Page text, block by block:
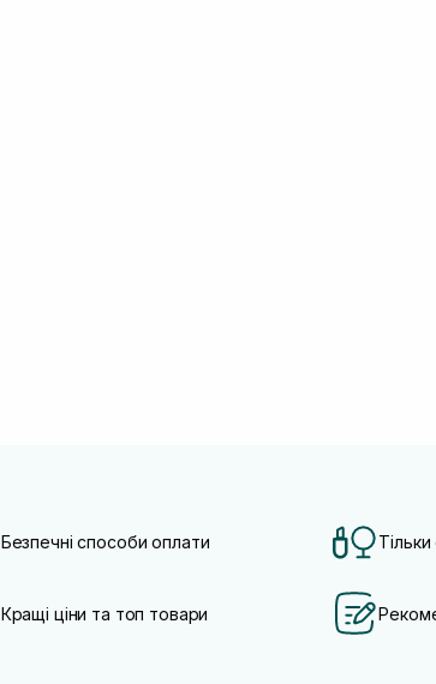
Безпечні способи оплати
Кращі ціни та топ товари